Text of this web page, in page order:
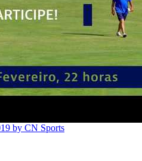
by CN Sports